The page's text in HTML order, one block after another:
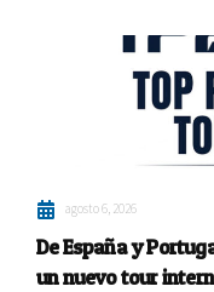
agosto 6, 2026
De España y
un nuevo tour